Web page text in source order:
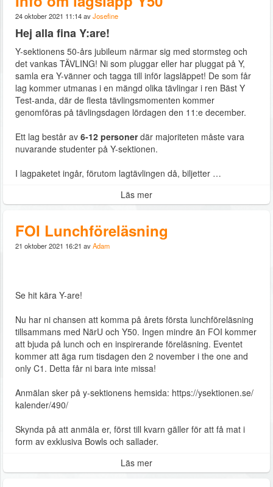
24 oktober 2021 11:14 avJosefine
Hej alla fina Y:are!
Y-sektionens 50-års jubileum närmar sig med stormsteg och
det vankas TÄVLING! Ni som pluggar eller har pluggat på Y,
samla era Y-vänner och tagga till inför lagsläppet! De som får
lag kommer utmanas i en mängd olika tävlingar i ren Bäst Y
Test-anda, där de flesta tävlingsmomenten kommer
genomföras på tävlingsdagen lördagen den 11:e december.
Ett lag består av 6-12 personerdär majoriteten måste vara
nuvarande studenter på Y-sektionen.
I lagpaketet ingår, förutom lagtävlingen då, biljetter …
Läs mer
FOI Lunchföreläsning
21 oktober 2021 16:21 avAdam
Se hit kära Y-are!
Nu har ni chansen att komma på årets första lunchföreläsning
tillsammans med NärU och Y50. Ingen mindre än FOI kommer
att bjuda på lunch och en inspirerande föreläsning. Eventet
kommer att äga rum tisdagen den 2 november i the one and
only C1. Detta får ni bara inte missa!
Anmälan sker på y-sektionens hemsida: https://ysektionen.se/
kalender/490/
Skynda på att anmäla er, först till kvarn gäller för att få mat i
form av exklusiva Bowls och sallader.
Läs mer